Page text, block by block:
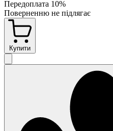
Передоплата 10%
Поверненню не підлягає
Купити